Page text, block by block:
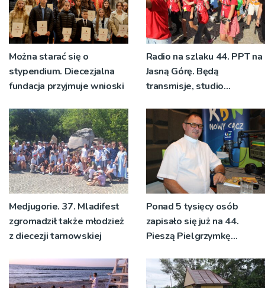
Można starać się o
stypendium. Diecezjalna
fundacja przyjmuje wnioski
Radio na szlaku 44. PPT na
Jasną Górę. Będą
transmisje, studio
pozdrowienia
Medjugorie. 37. Mladifest
zgromadził także młodzież
z diecezji tarnowskiej
Ponad 5 tysięcy osób
zapisało się już na 44.
Pieszą Pielgrzymkę